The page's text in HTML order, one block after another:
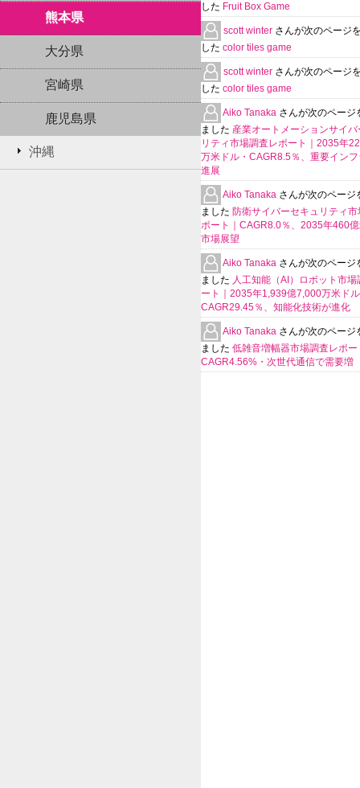
熊本県
大分県
宮崎県
鹿児島県
沖縄
した Fruit Box Game
scott winter さんが次のページ
した color tiles game
scott winter さんが次のページ
した color tiles game
Aiko Tanaka さんが次のページ
ました 産業オートメーションサイ
リティ市場調査レポート｜2035年
万米ドル・CAGR8.5％、重要イン
進展
Aiko Tanaka さんが次のページ
ました 防衛サイバーセキュリティ
ポート｜CAGR8.0％、2035年460
市場展望
Aiko Tanaka さんが次のページ
ました 人工知能（AI）ロボット市場
ート｜2035年1,939億7,000万米ド
CAGR29.45％、知能化技術が進化
Aiko Tanaka さんが次のページ
ました 低雑音増幅器市場調査レポー
CAGR4.56%・次世代通信で需要増